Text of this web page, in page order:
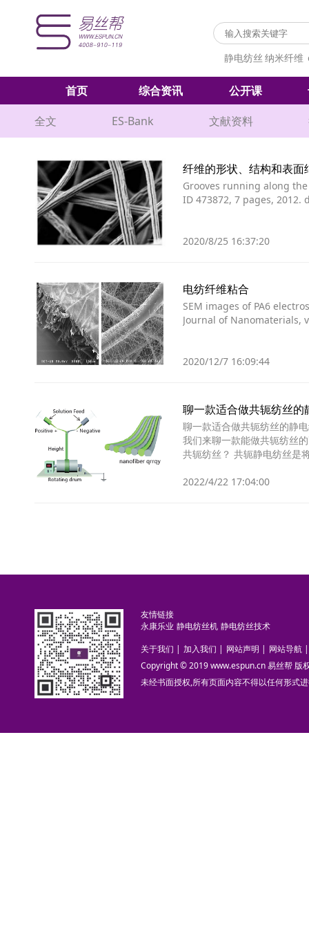
静电纺丝 纳米纤维
首页 综合资讯 公开课
全文
ES-Bank 文献资料
纤维的形状、结构和表面
Grooves running along
ID 473872, 7 pages, 2012.
2020/8/25 16:37:20
电纺纤维粘合
SEM images of PA6
Journal of Nanomaterials,
2020/12/7 16:09:44
聊一款适合做共轭纺丝的
聊一款适合做共轭纺丝的静
我们来聊一款能做共轭纺丝的高性价比静电纺丝机
共轭纺丝？ 共轭静电纺丝是
2022/4/22 17:04:00
友情链接
永康乐业 静电纺丝机 静电纺丝技术
关于我们 | 加入我们 | 网站声明 | 网站导航 |
Copyright © 2019 www.espun.cn 易丝帮 版
未经书面授权,所有页面内容不得以任何形式